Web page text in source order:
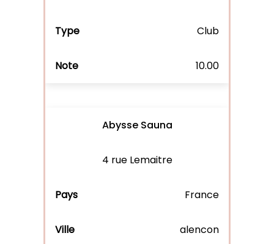
Club
10.00
Abysse Sauna
4 rue Lemaitre
France
alencon